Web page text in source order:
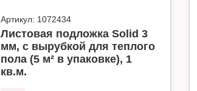
Артикул: 1072434
Листовая подложка Solid 3
мм, с вырубкой для теплого
пола (5 м² в упаковке), 1
кв.м.